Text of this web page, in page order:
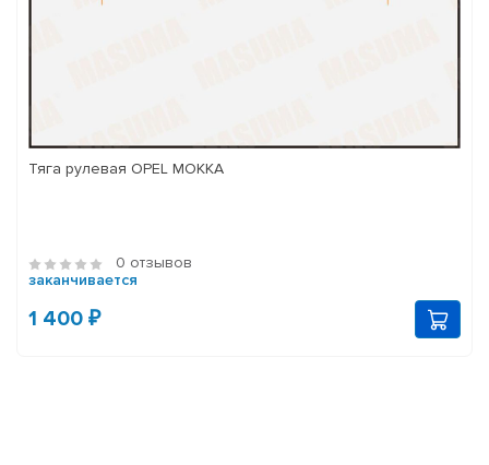
Тяга рулевая OPEL MOKKA
0 отзывов
заканчивается
1 400 ₽